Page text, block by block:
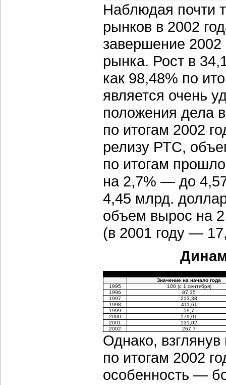
Наблюдая почти
рынков в 2002
завершение 2002
рынка. Рост в
как 98,48% по
является очень
положения дела
по итогам 2002
релизу РТС,
по итогам
на 2,7% — до
4,45 млрд.
объем вырос на
(в 2001 году —
Значение на начало года
1995
100 (с 1 сентября)
1996
87,35
1997
213,38
1998
411,61
1999
59,7
2000
179,01
2001
131,02
2002
267,7
Однако,
по итогам 2002
особенность —